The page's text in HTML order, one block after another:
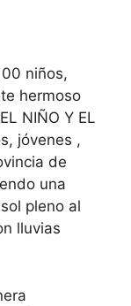
niños,
hermoso
NIÑO Y EL
jóvenes ,
de
una
pleno al
lluvias